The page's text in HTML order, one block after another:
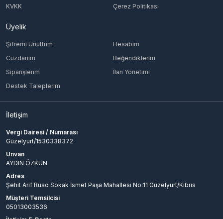
KVKK
Çerez Politikası
Üyelik
Şifremi Unuttum
Hesabım
Cüzdanım
Beğendiklerim
Siparişlerim
İlan Yönetimi
Destek Taleplerim
İletişim
Vergi Dairesi / Numarası
Güzelyurt/1530338372
Unvan
AYDIN ÖZKUN
Adres
Şehit Arif Ruso Sokak İsmet Paşa Mahallesi No:11 Güzelyurt/Kıbrıs
Müşteri Temsilcisi
05013003536